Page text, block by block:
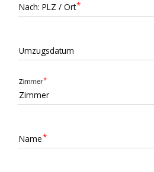
Nach: PLZ / Ort
Umzugsdatum
Zimmer
Name